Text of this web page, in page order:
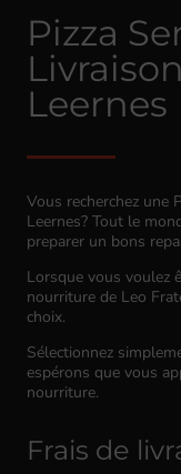
Pizza
Leernes
Vous recherchez une
Leernes? Tout le
preparer un bons
Lorsque vous voulez
nourriture de Leo
choix.
Sélectionnez
espérons que vous
nourriture.
Frais de